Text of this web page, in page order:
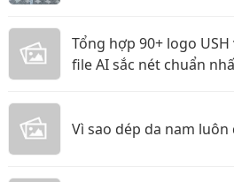
Tổng hợp 90+ logo
file AI sắc nét chuẩn
Vì sao dép da nam